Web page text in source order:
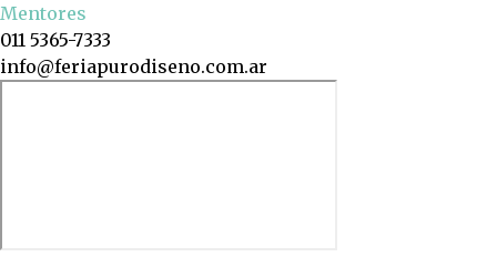
Mentores
011 5365-7333
info@feriapurodiseno.com.ar